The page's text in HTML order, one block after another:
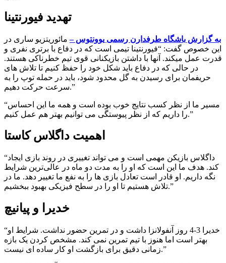
تهدید فیورنتینا
به گزارش باشگاه طرفدارن رسمی یوونتوس –مائوریتزیو ساری در
این خصوص گفت: “فیورنتینا تیمی است که در دفاع با برتری نفری و
قدرت عمل میکند. آنها با داشتن بازیکنانی قوی تیم خطرناکی هستند.
در حالی که در دفاع باید شکل خود را حفظ کنیم تا تلاش های
حریفمان برای رسیدن به گل محدود شود، باید در حمله توپ را به
سرعت حرکت دهیم.”
“مسیر ما از نظر کسب نتایج خوب بوده است و همه ما این احساس
را داریم که از نظر پیوستگی می توانیم بهتر هم عمل کنیم.”
اهمیت داگلاس کاستا
“داگلاس بازیکن مهمی است و می تواند تغییری در روند بازی ایجاد
کند. هدف ما این است که او را به مدت دو ماه در عالی‌ترین شرایط
نگه داریم. او قادر است تعادل بازی ها را به نفع ما تغییر دهد. ما در
تلاش هستیم تا او را در سطح فیزیکی بهبود ببخشیم.”
خدیرا و پیانیچ
“خدیرا 3-4 روز آنفولانزا داشت و در تمرین حضور نداشت. شرایط او
بهتر است اما هنوز با تیم تمرین نمی کند. مشخص کردن یک بازه
زمانی دقیق برای بازگشت او کار ساده ای نیست.”